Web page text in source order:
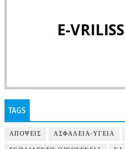
E-
TAGS
ΑΠΟΨΕΙΣ ΑΣΦΑΛΕΙΑ-ΥΓΕΙΑ